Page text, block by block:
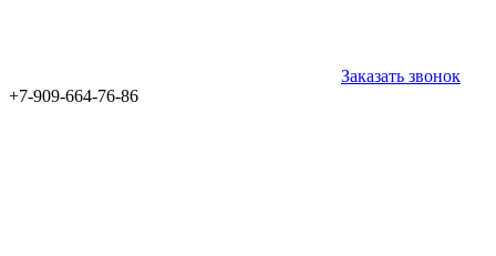
Заказать звонок
+7-909-664-76-86